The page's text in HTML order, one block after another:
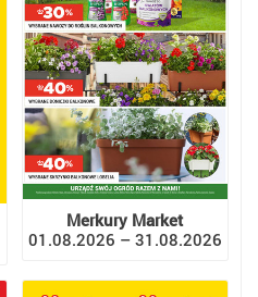
Merkury Market
01.08.2026 – 31.08.2026